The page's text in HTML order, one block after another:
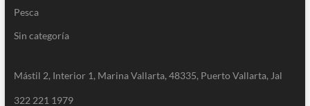
Sin categoría
322 221 1979